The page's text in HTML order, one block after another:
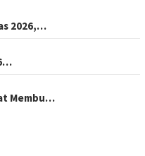
2026,…
Membu…